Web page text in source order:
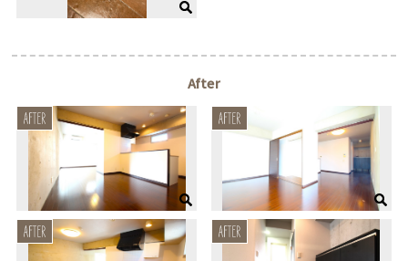
After